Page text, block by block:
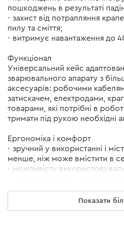
пошкоджень в результаті
- захист від потрапляння
пилу та сміття;
- витримує навантаження до
Функціонал
Універсальний кейс
зварювального апарату з
аксесуарів: робочими
затискачем, електродами,
товарами, які потрібні в
тримати під рукою необхідні
Ергономіка і комфорт
- зручний у використанні і
менше, ніж може вмістити в
- можливість
але і в «вертикальному»,
нижньої панелі;
Показати